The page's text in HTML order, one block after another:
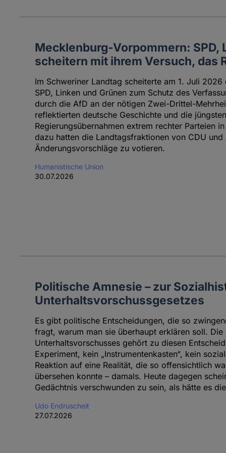
Mecklenburg-Vorpommern: SPD,
scheitern mit ihrem Versuch, das
Im Schweriner Landtag scheiterte am 1. Juli
SPD, Linken und Grünen zum Schutz des
durch die AfD an der nötigen Zwei-Drittel-
reflektierten deutsche Geschichte und die
Regierungsübernahmen extrem rechter Parteien
dazu hatten die Landtagsfraktionen von CDU
Änderungsvorschläge zu votieren.
Humanistische Union
30.07.2026
Politische Amnesie – zur
Unterhaltsvorschussgesetzes
Es gibt politische Entscheidungen, die so
fragt, warum man sie überhaupt erklären soll. Die
Unterhaltsvorschusses gehört zu diesen
Experiment, kein „Instrumentenkasten“, kein
Reaktion auf eine Realität, die so offensichtlich
übersehen konnte – damals. Heute dagegen
Gedächtnis verschwunden zu sein, als hätte es
Udo Endruscheit
27.07.2026